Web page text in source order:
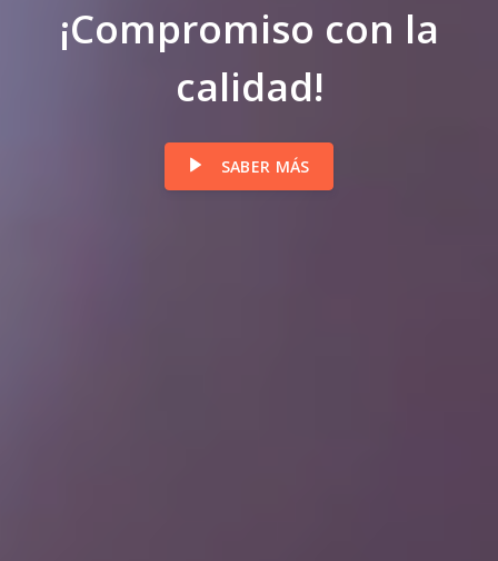
¡Compromiso con la
calidad!
SABER MÁS